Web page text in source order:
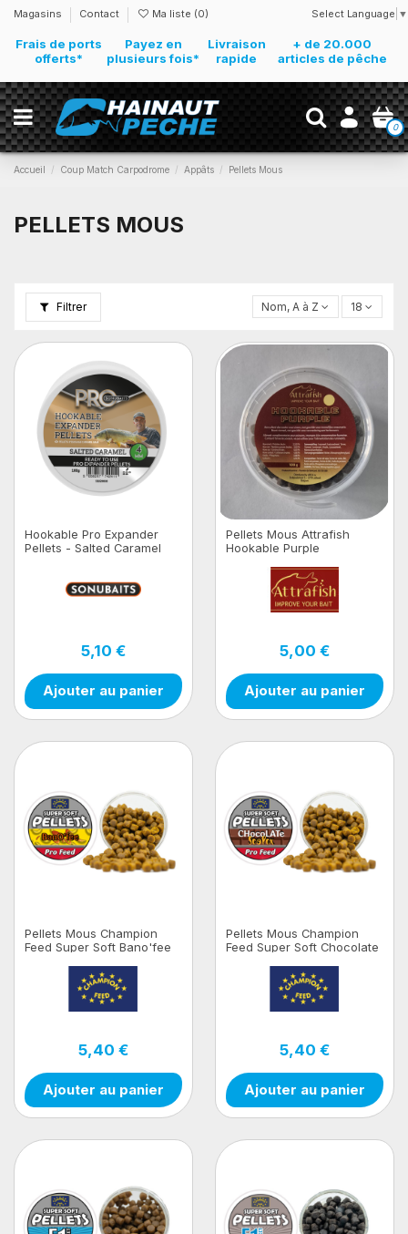
Magasins Contact Ma liste (0) Select Language ▼
Frais de ports
offerts*
Payez en
plusieurs fois*
Livraison
rapide
+ de 20.000
articles de pêche
0
Accueil Coup Match Carpodrome Appâts Pellets Mous
PELLETS MOUS
Filtrer Nom, A à Z 18
Hookable Pro Expander
Pellets - Salted Caramel
5,10 €
Ajouter au panier
Pellets Mous Attrafish
Hookable Purple
5,00 €
Ajouter au panier
Pellets Mous Champion
Feed Super Soft Bano'fee
5,40 €
Ajouter au panier
Pellets Mous Champion
Feed Super Soft Chocolate
5,40 €
Ajouter au panier